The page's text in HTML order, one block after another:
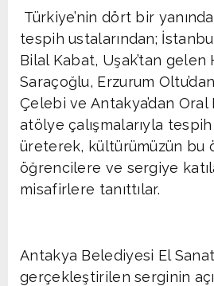
Türkiye’nin dört bir
tespih ustalarından;
Bilal Kabat, Uşak’tan
Saraçoğlu, Erzurum
Çelebi ve Antakya’dan Oral
atölye çalışmalarıyla
üreterek, kültürümüzün bu
öğrencilere ve sergiye
misafirlere tanıttılar.
Antakya Belediyesi El
gerçekleştirilen serginin